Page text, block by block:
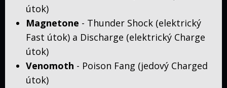
útok)
Magnetone - Thunder Shock (elektrický
Fast útok) a Discharge (elektrický Charge
útok)
Venomoth - Poison Fang (jedový Charged
útok)